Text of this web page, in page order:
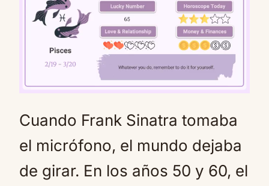
Mute
Cuando Frank Sinatra tomaba
el micrófono, el mundo dejaba
de girar. En los años 50 y 60, el